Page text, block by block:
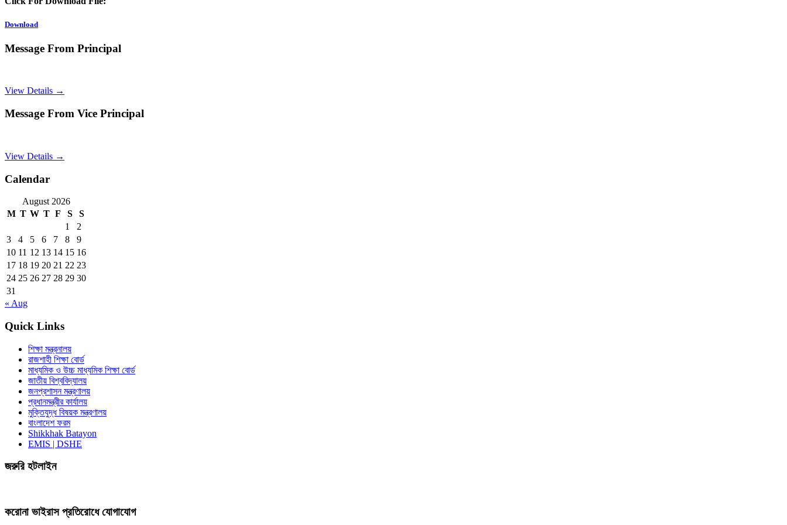
Download
Message From Principal
View Details →
Message From Vice Principal
View Details →
Calendar
August 2026
M T W T F S
S
1
2
3
4 5 6 7 8
9
10 11 12 13 14 15 16
17 18 19 20 21 22 23
24 25 26 27 28 29 30
31
« Aug
Quick Links
শিক্ষা মন্ত্রনালয়
রাজশাহী শিক্ষা বোর্ড
মাধ্যমিক ও উচ্চ মাধ্যমিক শিক্ষা বোর্ড
জাতীয় বিশ্ববিদ্যালয়
জনপ্রশাসন মন্ত্রণালয়
প্রধানমন্ত্রীর কার্যালয়
মুক্তিযুদ্ধ বিষয়ক মন্ত্রণালয়
বাংলাদেশ ফরম
Shikkhak Batayon
EMIS | DSHE
জরুরি হটলাইন
করোনা ভাইরাস প্রতিরোধে যোগাযোগ